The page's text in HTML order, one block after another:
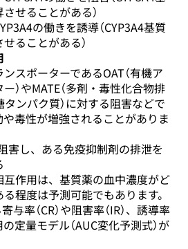
せることがある）
の働きを誘導（CYP3A4基質
ることがある）
スポーターであるOAT（有機ア
）やMATE（多剤・毒性化合物排
タンパク質）に対する阻害などで
毒性が増強されることがありま
阻害し、ある免疫抑制剤の排泄を
互作用は、基質薬の血中濃度がど
程度は予測可能でもあります。
率（CR）や阻害率（IR）、誘導率
の定量モデル（AUC変化予測式）が